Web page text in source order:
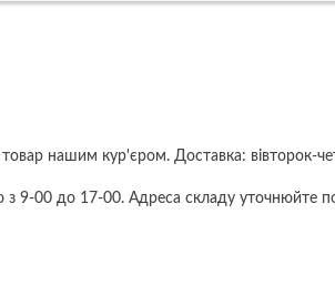
нашим кур'єром. Доставка: вівторок-
9-00 до 17-00. Адреса складу уточнюйте